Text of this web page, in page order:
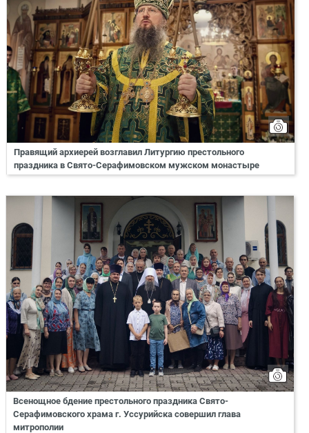
Правящий архиерей возглавил Литургию престольного
праздника в Свято-Серафимовском мужском монастыре
Всенощное бдение престольного праздника Свято-
Серафимовского храма г. Уссурийска совершил глава
митрополии